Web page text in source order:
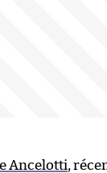
Ancelotti,